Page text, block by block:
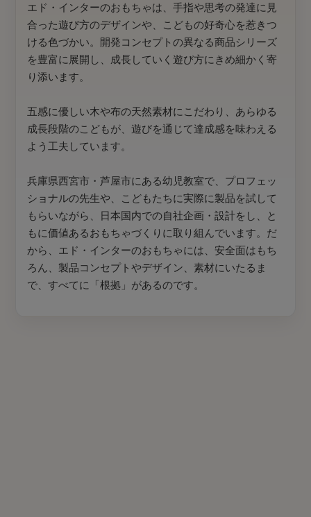
エド・インターのおもちゃは、手指や思考の発達に見
合った遊び方のデザインや、こどもの好奇心を惹きつ
ける色づかい。開発コンセプトの異なる商品シリーズ
を豊富に展開し、成長していく遊び方にきめ細かく寄
り添います。
五感に優しい木や布の天然素材にこだわり、あらゆる
成長段階のこどもが、遊びを通じて達成感を味わえる
よう工夫しています。
兵庫県西宮市・芦屋市にある幼児教室で、プロフェッ
ショナルの先生や、こどもたちに実際に製品を試して
もらいながら、日本国内での自社企画・設計をし、と
もに価値あるおもちゃづくりに取り組んでいます。だ
から、エド・インターのおもちゃには、安全面はもち
ろん、製品コンセプトやデザイン、素材にいたるま
で、すべてに「根拠」があるのです。